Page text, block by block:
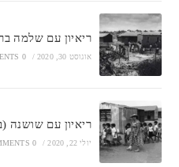
ריאיון עם שלמה בר
אוגוסט 30, 2020 /
0 COMMENTS
ריאיון עם שושנה
יולי 22, 2020 /
0 COMMENTS